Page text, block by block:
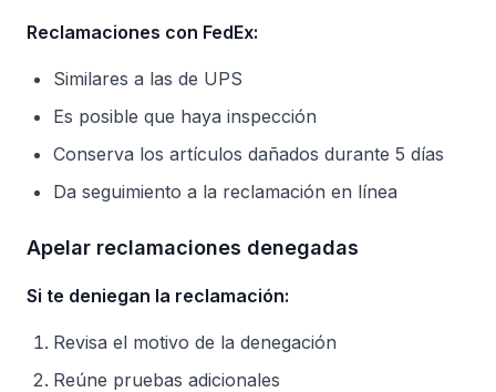
Reclamaciones con FedEx:
Similares a las de UPS
Es posible que haya inspección
Conserva los artículos dañados durante 5 días
Da seguimiento a la reclamación en línea
Apelar reclamaciones denegadas
Si te deniegan la reclamación:
Revisa el motivo de la denegación
Reúne pruebas adicionales